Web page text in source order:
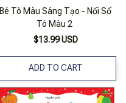
Bé Tô Màu Sáng Tạo - Nối Số
Tô Màu 2
$13.99 USD
ADD TO CART